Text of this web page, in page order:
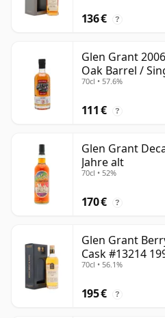
136 € ?
Glen Grant
Oak Barrel /
70cl • 57.6%
111 € ?
Glen Grant
Jahre alt
70cl • 52%
170 € ?
Glen Grant
Cask #13214
70cl • 56.1%
195 € ?